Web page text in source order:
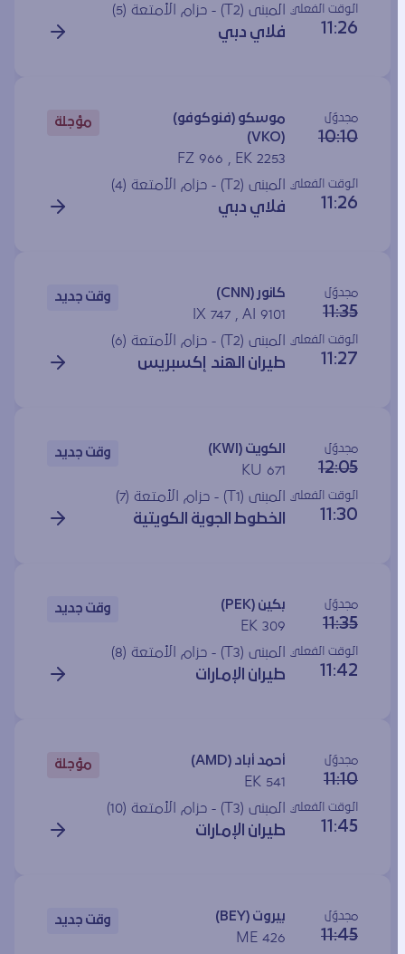
الوقت الفعلي
11:26
المبنى (T2) - حزام الأمتعة (5)
فلاي دبي
مجدوَل
10:10
موسكو (فنوكوفو)
FZ 966 , EK 2253
مؤجلة
الوقت الفعلي
11:26
المبنى (T2) - حزام الأمتعة (4)
فلاي دبي
مجدوَل
11:35
كانور (CNN)
IX 747 , AI 9101
وقت جديد
الوقت الفعلي
11:27
المبنى (T2) - حزام الأمتعة (6)
طيران الهند إكسبريس
مجدوَل
12:05
الكويت (KWI)
KU 671
وقت جديد
الوقت الفعلي
11:30
المبنى (T1) - حزام الأمتعة (7)
الخطوط الجوية الكويتية
مجدوَل
11:35
بكين (PEK)
EK 309
وقت جديد
الوقت الفعلي
11:42
المبنى (T3) - حزام الأمتعة (8)
طيران الإمارات
مجدوَل
11:10
أحمد أباد (AMD)
EK 541
مؤجلة
الوقت الفعلي
11:45
المبنى (T3) - حزام الأمتعة (10)
طيران الإمارات
مجدوَل
11:45
بيروت (BEY)
ME 426
وقت جديد